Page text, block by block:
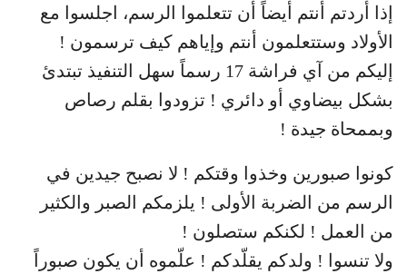
إذا أردتم أنتم أيضاً أن تتعلموا الرسم، اجلسوا مع
الأولاد وستتعلمون أنتم وإياهم كيف ترسمون !
إليكم من آي فراشة 17 رسماً سهل التنفيذ تبتدئ
بشكل بيضاوي أو دائري ! تزودوا بقلم رصاص
وبممحاة جيدة !
كونوا صبورين وخذوا وقتكم ! لا نصبح جيدين في
الرسم من الضربة الأولى ! يلزمكم الصبر والكثير
من العمل ! لكنكم ستصلون !
ولا تنسوا ! ولدكم يقلّدكم ! علّموه أن يكون صبوراً